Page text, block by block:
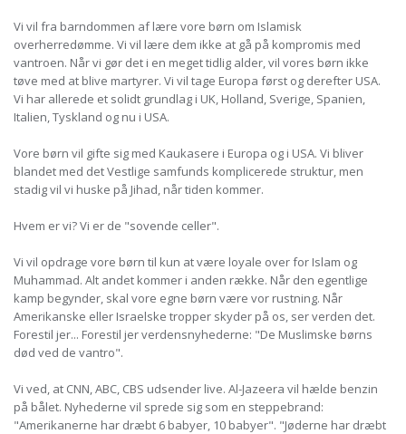
Vi vil fra barndommen af lære vore børn om Islamisk
overherredømme. Vi vil lære dem ikke at gå på kompromis med
vantroen. Når vi gør det i en meget tidlig alder, vil vores børn ikke
tøve med at blive martyrer. Vi vil tage Europa først og derefter USA.
Vi har allerede et solidt grundlag i UK, Holland, Sverige, Spanien,
Italien, Tyskland og nu i USA.
Vore børn vil gifte sig med Kaukasere i Europa og i USA. Vi bliver
blandet med det Vestlige samfunds komplicerede struktur, men
stadig vil vi huske på Jihad, når tiden kommer.
Hvem er vi? Vi er de "sovende celler".
Vi vil opdrage vore børn til kun at være loyale over for Islam og
Muhammad. Alt andet kommer i anden række. Når den egentlige
kamp begynder, skal vore egne børn være vor rustning. Når
Amerikanske eller Israelske tropper skyder på os, ser verden det.
Forestil jer... Forestil jer verdensnyhederne: "De Muslimske børns
død ved de vantro".
Vi ved, at CNN, ABC, CBS udsender live. Al-Jazeera vil hælde benzin
på bålet. Nyhederne vil sprede sig som en steppebrand:
"Amerikanerne har dræbt 6 babyer, 10 babyer". "Jøderne har dræbt